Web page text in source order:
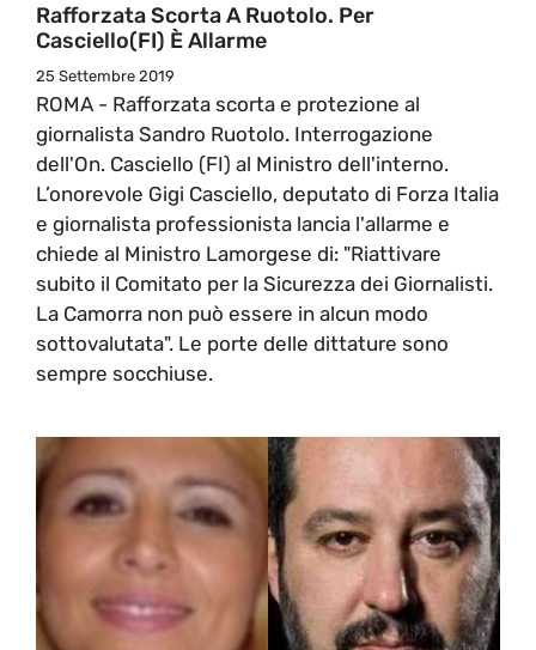
Rafforzata Scorta A Ruotolo. Per
Casciello(FI) È Allarme
25 Settembre 2019
ROMA - Rafforzata scorta e protezione al
giornalista Sandro Ruotolo. Interrogazione
dell'On. Casciello (FI) al Ministro dell'interno.
L’onorevole Gigi Casciello, deputato di Forza Italia
e giornalista professionista lancia l'allarme e
chiede al Ministro Lamorgese di: "Riattivare
subito il Comitato per la Sicurezza dei Giornalisti.
La Camorra non può essere in alcun modo
sottovalutata". Le porte delle dittature sono
sempre socchiuse.